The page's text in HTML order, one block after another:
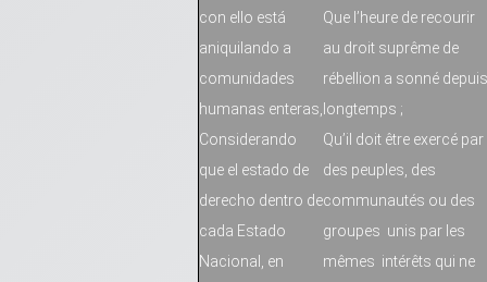
con ello está
aniquilando a
comunidades
humanas enteras,
Considerando
que el estado de
derecho dentro de
cada Estado
Nacional, en
Que l’heure de recourir
au droit suprême de
rébellion a sonné depuis
longtemps ;
Qu’il doit être exercé par
des peuples, des
communautés ou des
groupes unis par les
mêmes intérêts qui ne